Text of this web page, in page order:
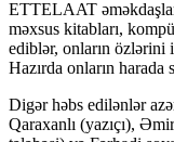
ETTELAAT
məxsus kitabları,
ediblər, onların özlərini
Hazırda onların harada
Digər həbs edilənlər
Qaraxanlı (yazıçı),